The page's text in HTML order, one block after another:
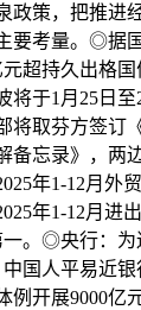
政策，把推进
要考量。◎据
元超持久出格
于1月25日
将取芬方签订
备忘录》，两
年1-12月外
年1-12月进
。◎央行：为
国人平易近
例开展9000